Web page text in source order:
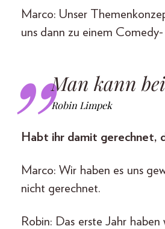
Marco: Unser
uns dann zu einem
Man kann
Robin Limpek
Habt ihr damit gerechnet,
Marco: Wir haben es uns
nicht gerechnet.
Robin: Das erste Jahr